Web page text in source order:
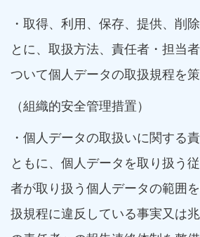
・取得、利用、保存、提供、削
とに、取扱方法、責任者・担当
ついて個人データの取扱規程を
（組織的安全管理措置）
・個人データの取扱いに関する
ともに、個人データを取り扱う
者が取り扱う個人データの範囲
扱規程に違反している事実又は